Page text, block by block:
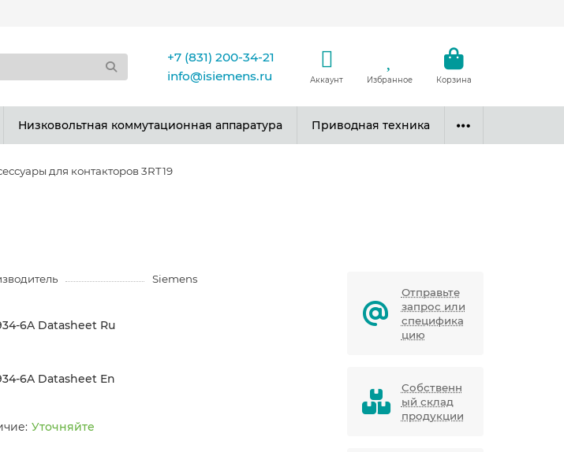
+7 (831) 200-34-21
info@isiemens.ru
Аккаунт Избранное Корзина
Низковольтная коммутационная аппаратура Приводная техника
для контакторов 3RT19
Siemens
6A Datasheet Ru
6A Datasheet En
Уточняйте
Отправьте
запрос или
специфика
цию
Собственн
ый склад
продукции